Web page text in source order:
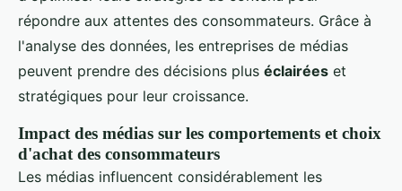
répondre aux attentes des consommateurs. Grâce à
l'analyse des données, les entreprises de médias
peuvent prendre des décisions plus éclairées et
stratégiques pour leur croissance.
Impact des médias sur les comportements et choix
d'achat des consommateurs
Les médias influencent considérablement les